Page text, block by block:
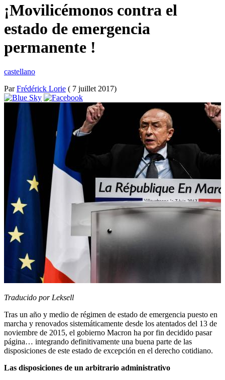
¡Movilicémonos contra el
estado de emergencia
permanente !
castellano
ParFrédérick Lorie ( 7 juillet 2017)
Traducido por Leksell
Tras un año y medio de régimen de estado de emergencia puesto en
marcha y renovados sistemáticamente desde los atentados del 13 de
noviembre de 2015, el gobierno Macron ha por fin decidido pasar
página… integrando definitivamente una buena parte de las
disposiciones de este estado de excepción en el derecho cotidiano.
Las disposiciones de un arbitrario administrativo